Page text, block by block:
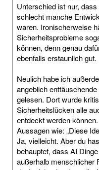
Unterschied ist nur,
schlecht manche
waren. Ironischerweise
Sicherheitsprobleme
können, denn genau
ebenfalls erstaunlich gut.
Neulich habe ich
angeblich
gelesen. Dort wurde
Sicherheitslücken alle
entdeckt werden
Aussagen wie: „Diese
Ja, vielleicht. Aber du
behauptet, dass AI
außerhalb menschlicher